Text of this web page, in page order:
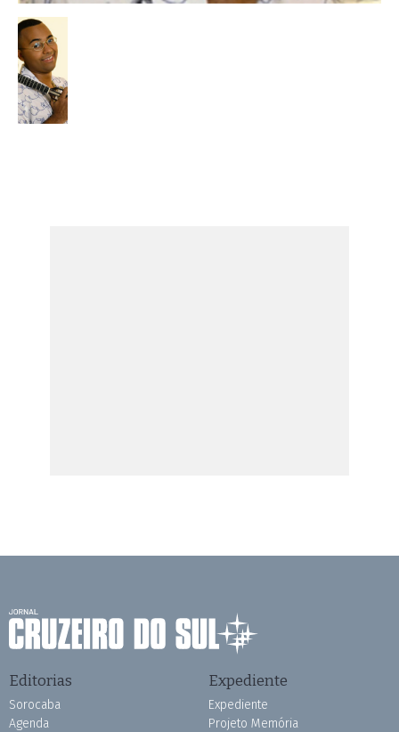
Editorias
Sorocaba
Agenda
Expediente
Expediente
Projeto Memória